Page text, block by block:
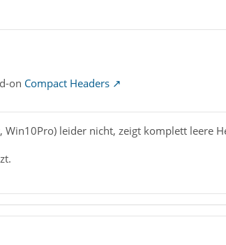
on Compact Headers
leider nicht, zeigt komplett leere